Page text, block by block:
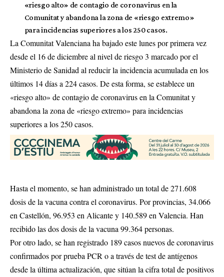
«riesgo alto» de contagio de coronavirus en la
Comunitat y abandona la zona de «riesgo extremo»
para incidencias superiores a los 250 casos.
La Comunitat Valenciana ha bajado este lunes por primera vez
desde el 16 de diciembre al nivel de riesgo 3 marcado por el
Ministerio de Sanidad al reducir la incidencia acumulada en los
últimos 14 días a 224 casos. De esta forma, se establece un
«riesgo alto» de contagio de coronavirus en la Comunitat y
abandona la zona de «riesgo extremo» para incidencias
superiores a los 250 casos.
Hasta el momento, se han administrado un total de 271.608
dosis de la vacuna contra el coronavirus. Por provincias, 34.066
en Castellón, 96.953 en Alicante y 140.589 en Valencia. Han
recibido las dos dosis de la vacuna 99.364 personas.
Por otro lado, se han registrado 189 casos nuevos de coronavirus
confirmados por prueba PCR o a través de test de antígenos
desde la última actualización, que sitúan la cifra total de positivos